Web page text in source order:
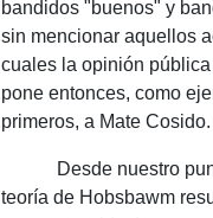
bandidos "buenos" y
sin mencionar aquellos
cuales la opinión
pone entonces, como
primeros, a Mate Cosido.
Desde nuestro
teoría de Hobsbawm